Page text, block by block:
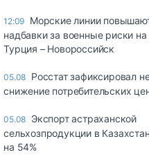
12:09 Морские линии
надбавки за военные риски на
Турция – Новороссийск
05.08 Росстат зафиксировал
снижение потребительских
05.08 Экспорт астраханской
сельхозпродукции в
на 54%